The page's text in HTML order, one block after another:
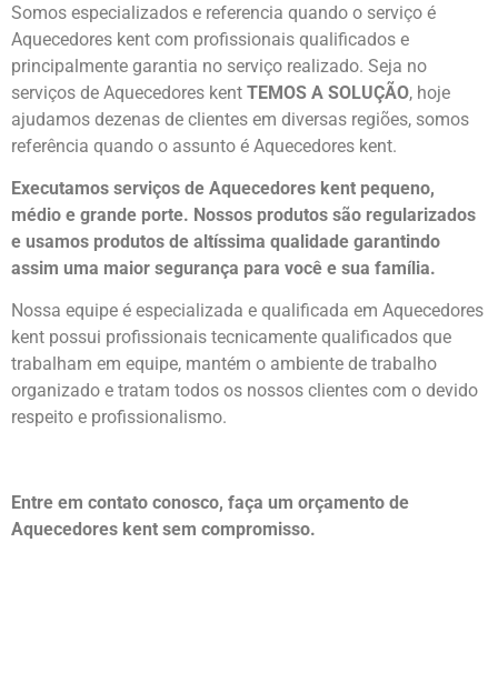
Somos especializados e referencia quando o serviço é
Aquecedores kent com profissionais qualificados e
principalmente garantia no serviço realizado. Seja no
serviços de Aquecedores kent TEMOS A SOLUÇÃO, hoje
ajudamos dezenas de clientes em diversas regiões, somos
referência quando o assunto é Aquecedores kent.
Executamos serviços de Aquecedores kent pequeno,
médio e grande porte. Nossos produtos são regularizados
e usamos produtos de altíssima qualidade garantindo
assim uma maior segurança para você e sua família.
Nossa equipe é especializada e qualificada em Aquecedores
kent possui profissionais tecnicamente qualificados que
trabalham em equipe, mantém o ambiente de trabalho
organizado e tratam todos os nossos clientes com o devido
respeito e profissionalismo.
Entre em contato conosco, faça um orçamento de
Aquecedores kent sem compromisso.